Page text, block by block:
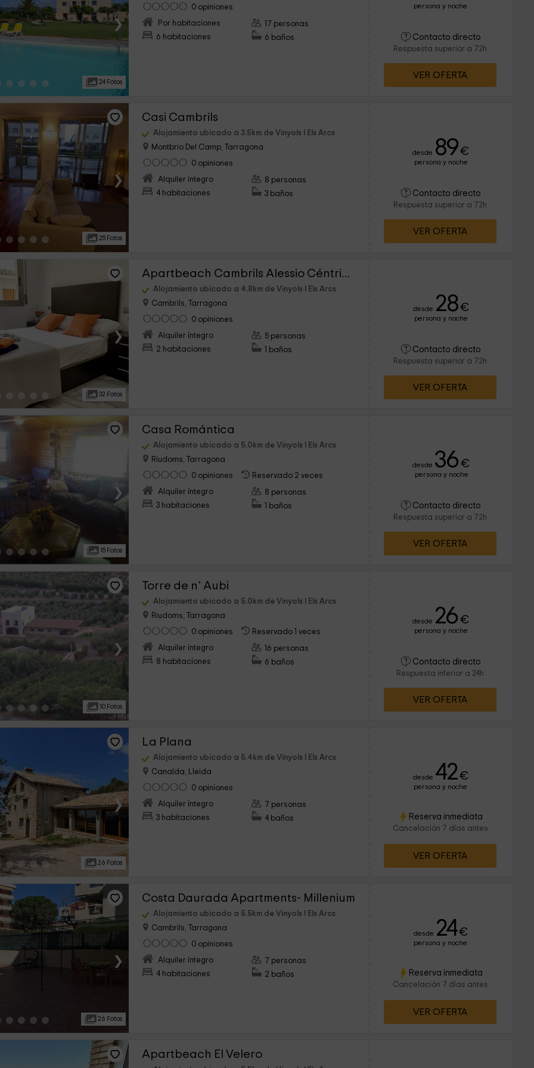
›
24 Fotos
0 opiniones
Por habitaciones
6 habitaciones
17 personas
6 baños
persona y noche
Contacto directo
Respuesta superior a 72h
VER OFERTA
›
25 Fotos
Casi Cambrils
Alojamiento ubicado a 3.5km de Vinyols I Els Arcs
Montbrio Del Camp, Tarragona
0 opiniones
Alquiler íntegro
4 habitaciones
8 personas
3 baños
desde 89€
persona y noche
Contacto directo
Respuesta superior a 72h
VER OFERTA
›
32 Fotos
Apartbeach Cambrils Alessio Céntrico y Climatizado
Alojamiento ubicado a 4.8km de Vinyols I Els Arcs
Cambrils, Tarragona
0 opiniones
Alquiler íntegro
2 habitaciones
5 personas
1 baños
desde 28€
persona y noche
Contacto directo
Respuesta superior a 72h
VER OFERTA
›
15 Fotos
Casa Romántica
Alojamiento ubicado a 5.0km de Vinyols I Els Arcs
Riudoms, Tarragona
0 opiniones
Reservado 2 veces
Alquiler íntegro
3 habitaciones
8 personas
1 baños
desde 36 €
persona y noche
Contacto directo
Respuesta superior a 72h
VER OFERTA
›
10 Fotos
Torre de n' Aubi
Alojamiento ubicado a 5.0km de Vinyols I Els Arcs
Riudoms, Tarragona
0 opiniones
Reservado 1 veces
Alquiler íntegro
8 habitaciones
16 personas
6 baños
desde 26 €
persona y noche
Contacto directo
Respuesta inferior a 24h
VER OFERTA
›
26 Fotos
La Plana
Alojamiento ubicado a 5.4km de Vinyols I Els Arcs
Canalda, Lleida
0 opiniones
Alquiler íntegro
3 habitaciones
7 personas
4 baños
desde 42€
persona y noche
Reserva inmediata
Cancelación 7 días antes
VER OFERTA
›
26 Fotos
Costa Daurada Apartments- Millenium
Alojamiento ubicado a 5.5km de Vinyols I Els Arcs
Cambrils, Tarragona
0 opiniones
Alquiler íntegro
4 habitaciones
7 personas
2 baños
desde 24€
persona y noche
Reserva inmediata
Cancelación 7 días antes
VER OFERTA
Apartbeach El Velero